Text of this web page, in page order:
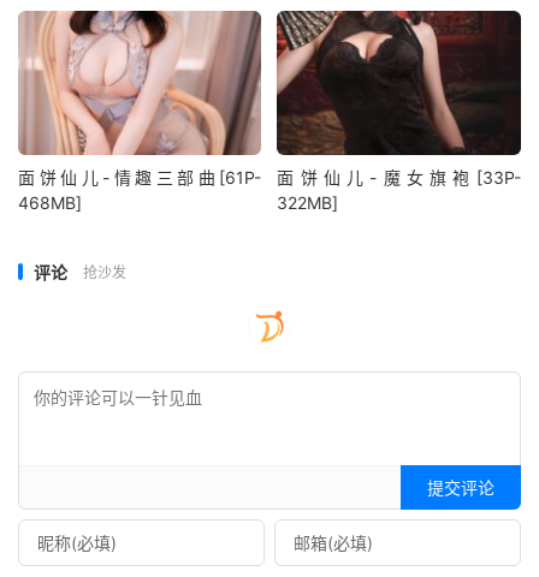
面饼仙儿-情趣三部曲[61P-
468MB]
面饼仙儿-魔女旗袍[33P-
322MB]
评论 抢沙发
提交评论